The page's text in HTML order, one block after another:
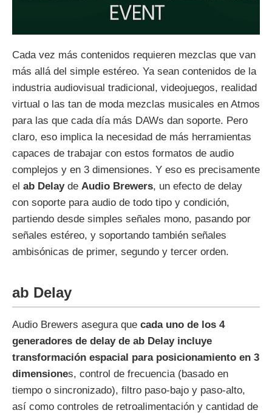
Cada vez más contenidos requieren mezclas que van
más allá del simple estéreo. Ya sean contenidos de la
industria audiovisual tradicional, videojuegos, realidad
virtual o las tan de moda mezclas musicales en Atmos
para las que cada día más DAWs dan soporte. Pero
claro, eso implica la necesidad de más herramientas
capaces de trabajar con estos formatos de audio
complejos y en 3 dimensiones. Y eso es precisamente
el ab Delayde Audio Brewers, un efecto de delay
con soporte para audio de todo tipo y condición,
partiendo desde simples señales mono, pasando por
señales estéreo, y soportando también señales
ambisónicas de primer, segundo y tercer orden.
ab Delay
Audio Brewers asegura que cada uno de los 4
generadores de delay de ab Delay incluye
transformación espacial para posicionamiento en 3
dimensiones, control de frecuencia (basado en
tiempo o sincronizado), filtro paso-bajo y paso-alto,
así como controles de retroalimentación y cantidad de